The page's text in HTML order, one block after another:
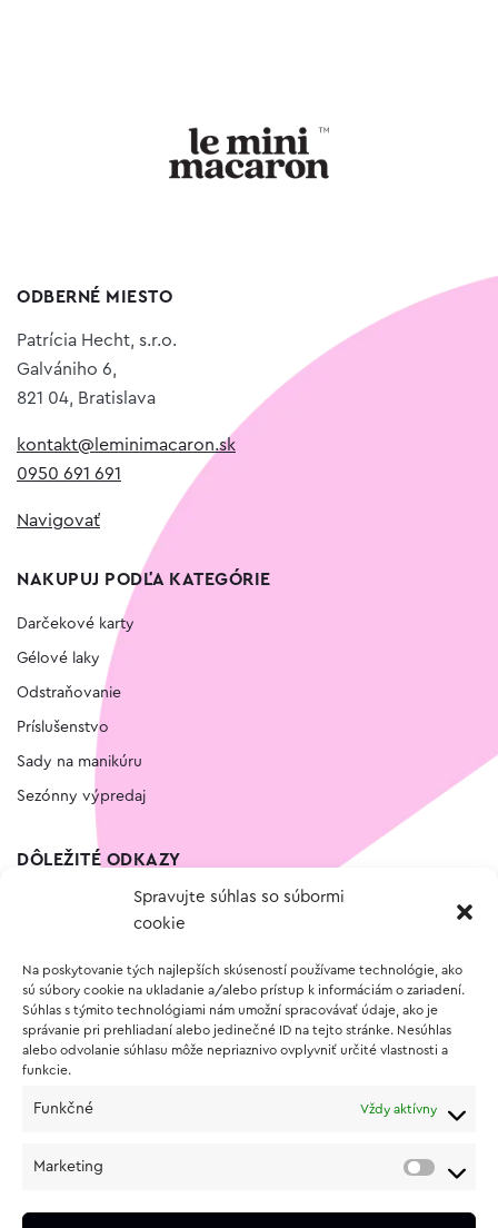
Spravujte súhlas so súbormi
cookie
Na poskytovanie tých najlepších skúseností používame technológie, ako
sú súbory cookie na ukladanie a/alebo prístup k informáciám o zariadení.
Súhlas s týmito technológiami nám umožní spracovávať údaje, ako je
správanie pri prehliadaní alebo jedinečné ID na tejto stránke. Nesúhlas
alebo odvolanie súhlasu môže nepriaznivo ovplyvniť určité vlastnosti a
funkcie.
Funkčné Vždy aktívny
Marketing
ODBERNÉ MIESTO
Patrícia Hecht, s.r.o.
Galvániho 6,
821 04, Bratislava
kontakt@leminimacaron.sk
0950 691 691
Navigovať
NAKUPUJ PODĽA KATEGÓRIE
Darčekové karty
Gélové laky
Odstraňovanie
Príslušenstvo
Sady na manikúru
Sezónny výpredaj
DÔLEŽITÉ ODKAZY
Vernostný program
O NÁKUPE
Vrátenie a reklamácia tovaru